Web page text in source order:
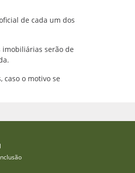
de cada um dos
serão de
o motivo se